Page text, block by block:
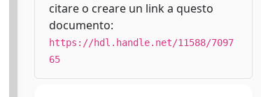
citare o creare un link a questo
documento:
https://hdl.handle.net/11588/7097
65